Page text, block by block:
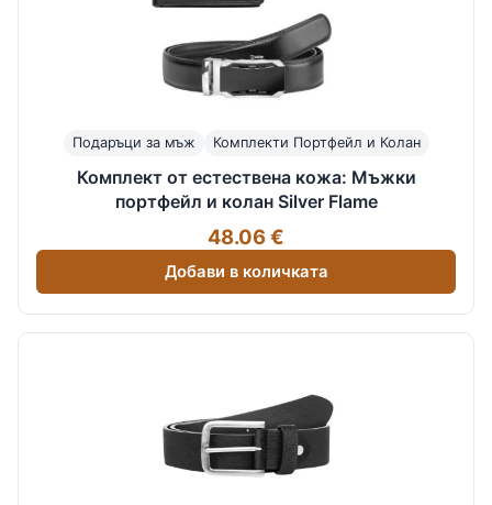
Подаръци за мъж Комплекти Портфейл и Колан
Комплект от естествена кожа: Мъжки
портфейл и колан Silver Flame
48.06 €
Добави в количката